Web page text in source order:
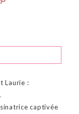
Laurie :
captivée